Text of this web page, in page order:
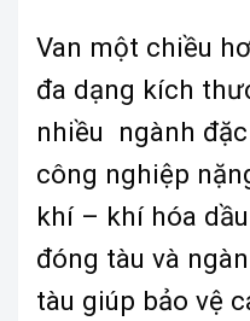
Van một chiều
đa dạng kích
nhiều ngành
công nghiệp
khí – khí hóa
đóng tàu và
tàu giúp bảo vệ